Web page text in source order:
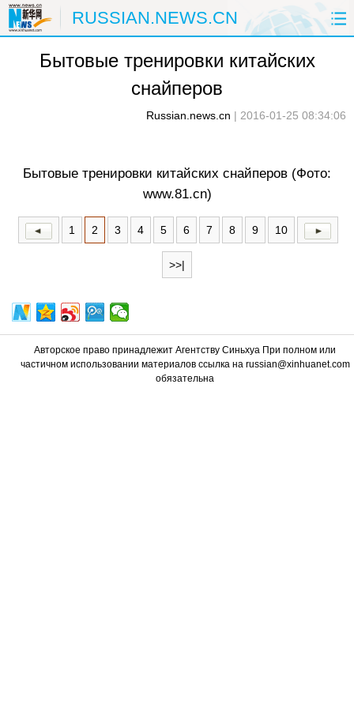
RUSSIAN.NEWS.CN
ГЛАВНАЯ КИТАЙ РФ И СНГ
ЭКОНОМИКА
СПОРТ ЗДОРОВЬЕ ФОТОЛЕНТЫ
СПЕЦТЕМЫ
Бытовые тренировки китайских
снайперов
Russian.news.cn | 2016-01-25 08:34:06
Бытовые тренировки китайских снайперов (Фото:
www.81.cn)
1 2 3 4 5 6 7 8 9 10
>>|
Авторское право принадлежит Агентству Синьхуа При полном или
частичном использовании материалов ссылка на russian@xinhuanet.com
обязательна